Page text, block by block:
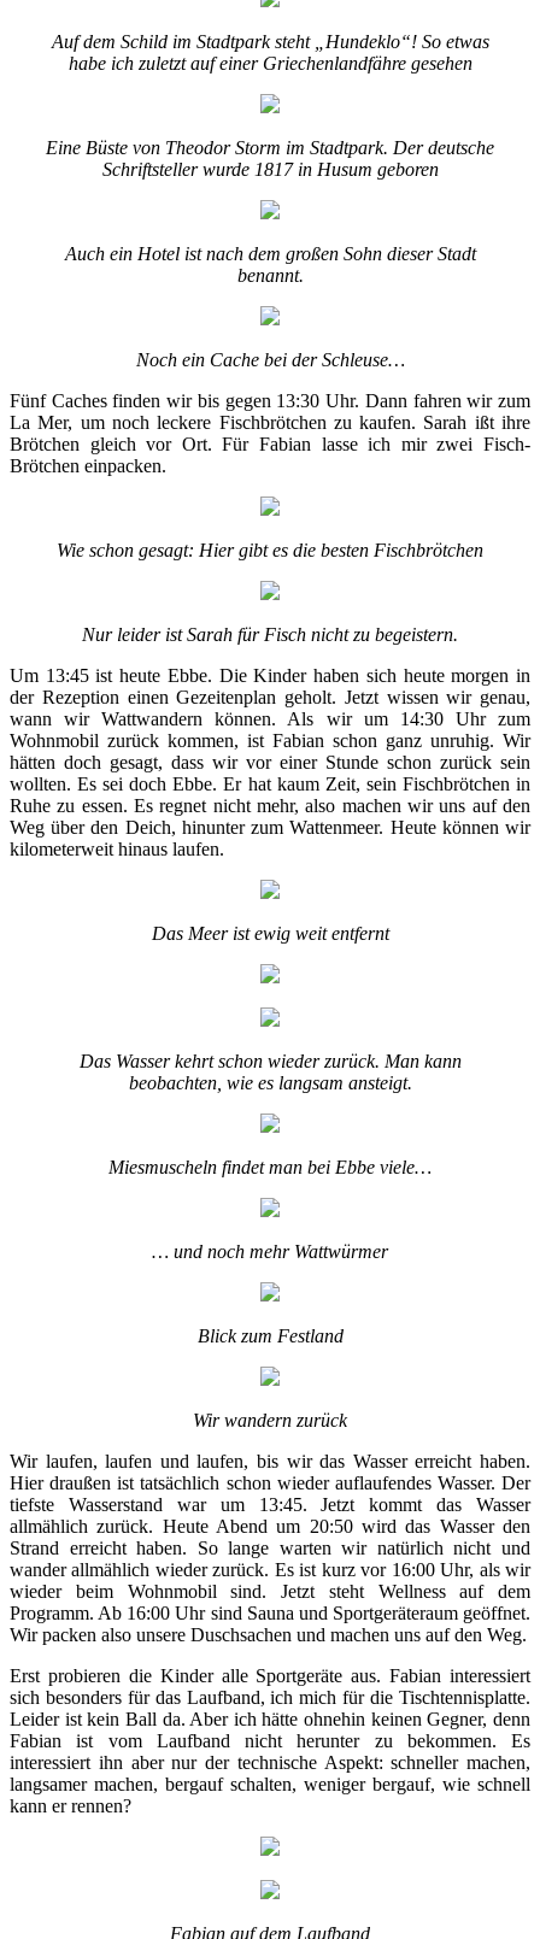
Auf dem Schild im Stadtpark steht „Hundeklo“! So etwas
habe ich zuletzt auf einer Griechenlandfähre gesehen
Eine Büste von Theodor Storm im Stadtpark. Der deutsche
Schriftsteller wurde 1817 in Husum geboren
Auch ein Hotel ist nach dem großen Sohn dieser Stadt
benannt.
Noch ein Cache bei der Schleuse…
Fünf Caches finden wir bis gegen 13:30 Uhr. Dann fahren wir zum
La Mer, um noch leckere Fischbrötchen zu kaufen. Sarah ißt ihre
Brötchen gleich vor Ort. Für Fabian lasse ich mir zwei Fisch-
Brötchen einpacken.
Wie schon gesagt: Hier gibt es die besten Fischbrötchen
Nur leider ist Sarah für Fisch nicht zu begeistern.
Um 13:45 ist heute Ebbe. Die Kinder haben sich heute morgen in
der Rezeption einen Gezeitenplan geholt. Jetzt wissen wir genau,
wann wir Wattwandern können. Als wir um 14:30 Uhr zum
Wohnmobil zurück kommen, ist Fabian schon ganz unruhig. Wir
hätten doch gesagt, dass wir vor einer Stunde schon zurück sein
wollten. Es sei doch Ebbe. Er hat kaum Zeit, sein Fischbrötchen in
Ruhe zu essen. Es regnet nicht mehr, also machen wir uns auf den
Weg über den Deich, hinunter zum Wattenmeer. Heute können wir
kilometerweit hinaus laufen.
Das Meer ist ewig weit entfernt
Das Wasser kehrt schon wieder zurück. Man kann
beobachten, wie es langsam ansteigt.
Miesmuscheln findet man bei Ebbe viele…
… und noch mehr Wattwürmer
Blick zum Festland
Wir wandern zurück
Wir laufen, laufen und laufen, bis wir das Wasser erreicht haben.
Hier draußen ist tatsächlich schon wieder auflaufendes Wasser. Der
tiefste Wasserstand war um 13:45. Jetzt kommt das Wasser
allmählich zurück. Heute Abend um 20:50 wird das Wasser den
Strand erreicht haben. So lange warten wir natürlich nicht und
wander allmählich wieder zurück. Es ist kurz vor 16:00 Uhr, als wir
wieder beim Wohnmobil sind. Jetzt steht Wellness auf dem
Programm. Ab 16:00 Uhr sind Sauna und Sportgeräteraum geöffnet.
Wir packen also unsere Duschsachen und machen uns auf den Weg.
Erst probieren die Kinder alle Sportgeräte aus. Fabian interessiert
sich besonders für das Laufband, ich mich für die Tischtennisplatte.
Leider ist kein Ball da. Aber ich hätte ohnehin keinen Gegner, denn
Fabian ist vom Laufband nicht herunter zu bekommen. Es
interessiert ihn aber nur der technische Aspekt: schneller machen,
langsamer machen, bergauf schalten, weniger bergauf, wie schnell
kann er rennen?
Fabian auf dem Laufband